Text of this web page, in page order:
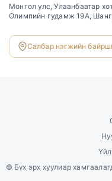
Монгол улс, Улаанбаатар
Олимпийн гудамж 19А,
Салбар нэгжийн
© Бүх эрх хуулиар